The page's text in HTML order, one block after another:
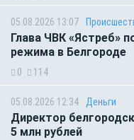
05.08.2026 13:07
Глава ЧВК «Ястреб»
режима в Белгороде
0 114
05.08.2026 12:34 Деньги
Директор
5 млн рублей